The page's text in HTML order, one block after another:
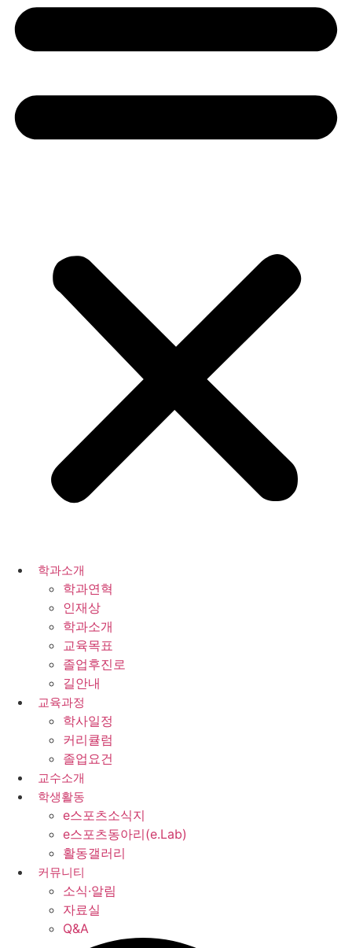
학과소개
학과연혁
인재상
학과소개
교육목표
졸업후진로
길안내
교육과정
학사일정
커리큘럼
졸업요건
교수소개
학생활동
e스포츠소식지
e스포츠동아리(e.Lab)
활동갤러리
커뮤니티
소식·알림
자료실
Q&A